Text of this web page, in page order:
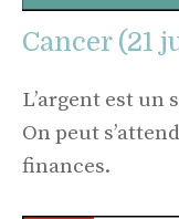
Cancer (21
L’argent est
On peut
finances.